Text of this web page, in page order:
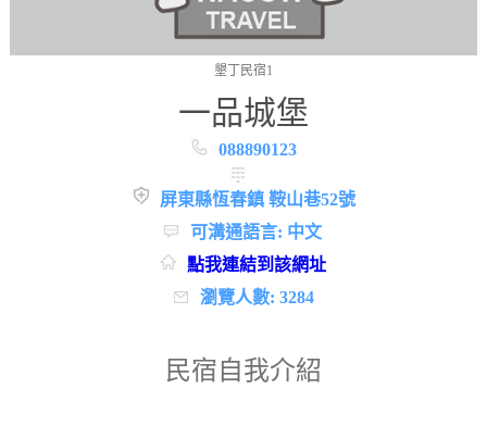
墾丁民宿1
一品城堡
088890123
屏東縣恆春鎮 鞍山巷52號
可溝通語言: 中文
點我連結到該網址
瀏覽人數: 3284
民宿自我介紹